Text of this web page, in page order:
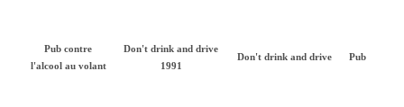
Pub contre
l'alcool au volant
Don't drink and drive
1991
Don't drink and drive Pub